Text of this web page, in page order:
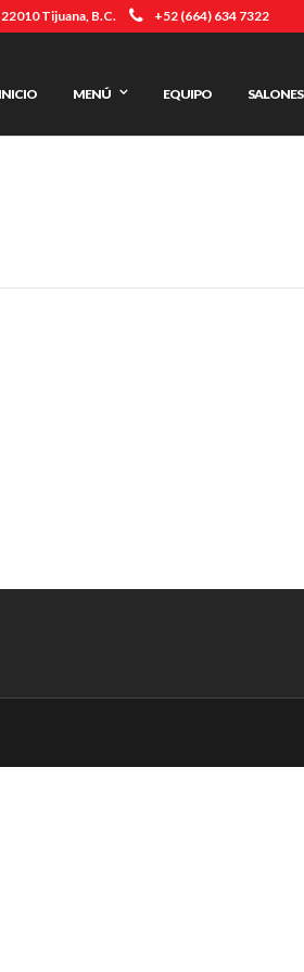
Tijuana, B.C. +52 (664) 634 7322
INICIO MENÚ EQUIPO SALONES